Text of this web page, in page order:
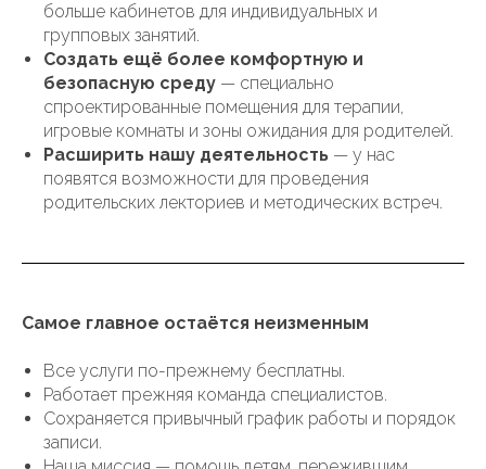
больше кабинетов для индивидуальных и
групповых занятий.
Создать ещё более комфортную и
безопасную среду — специально
спроектированные помещения для терапии,
игровые комнаты и зоны ожидания для родителей.
Расширить нашу деятельность — у нас
появятся возможности для проведения
родительских лекториев и методических встреч.
Самое главное остаётся неизменным
Все услуги по-прежнему бесплатны.
Работает прежняя команда специалистов.
Сохраняется привычный график работы и порядок
записи.